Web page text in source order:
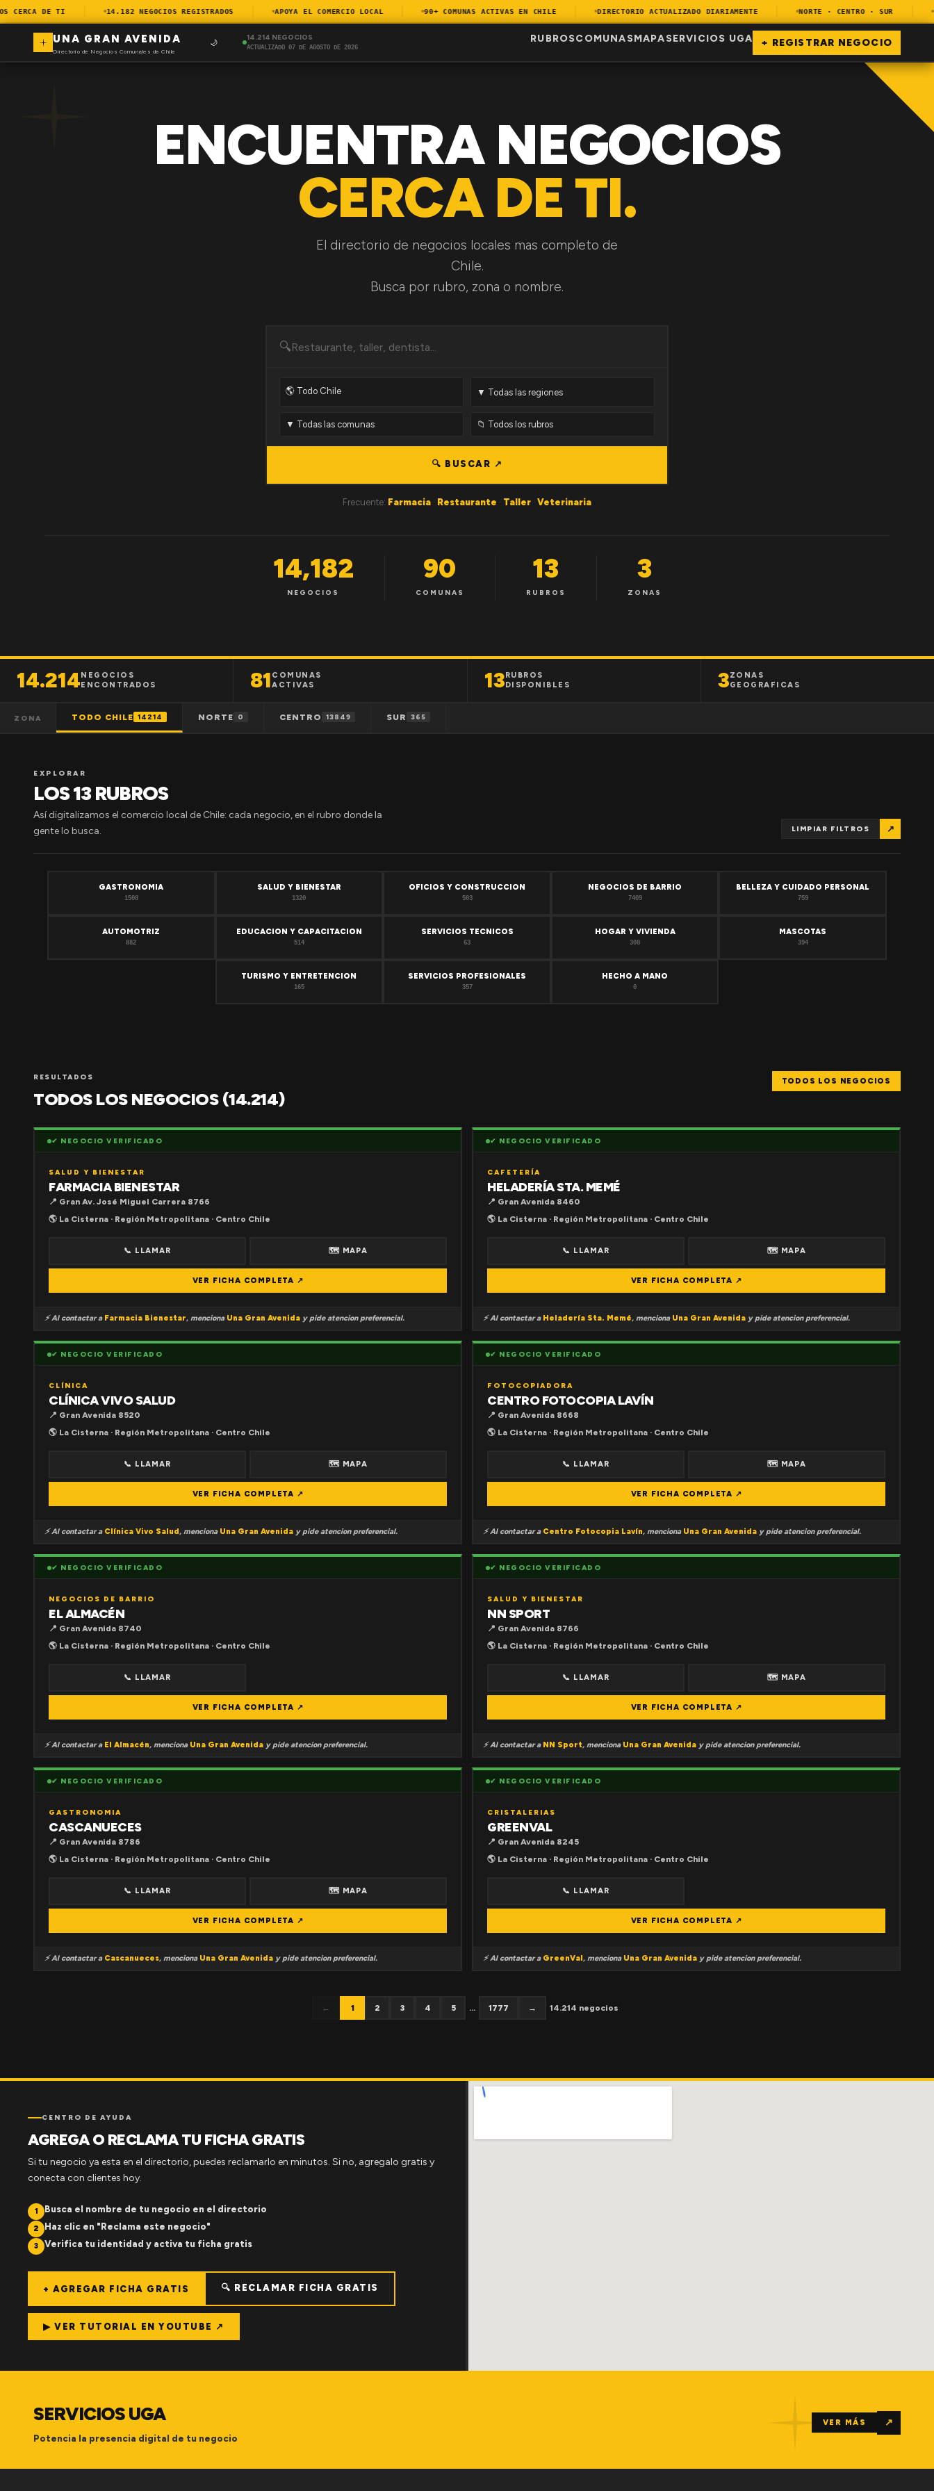
CERCA DE TI 14.182 NEGOCIOS REGISTRADOS APOYA EL COMERCIO LOCAL 90+ COMUNAS ACTIVAS EN CHILE DIRECTORIO ACTUALIZADO DIARIAMENTE NORTE · CENTRO · SUR
UNA GRAN AVENIDA
Directorio de Negocios Comunales de Chile
🌙
14.214 NEGOCIOS
ACTUALIZADO 07 DE AGOSTO DE 2026
RUBROSCOMUNASMAPASERVICIOS UGA + REGISTRAR NEGOCIO
ENCUENTRA NEGOCIOS
CERCA DE TI.
El directorio de negocios locales mas completo de
Chile.
Busca por rubro, zona o nombre.
🔍
🔍 BUSCAR ↗
Frecuente: Farmacia · Restaurante · Taller · Veterinaria
14,182
NEGOCIOS
90
COMUNAS
13
RUBROS
3
ZONAS
14.214NEGOCIOS
ENCONTRADOS
81COMUNAS
ACTIVAS
13RUBROS
DISPONIBLES
3ZONAS
GEOGRAFICAS
ZONA TODO CHILE 14214 NORTE 0 CENTRO 13849 SUR 365
EXPLORAR
LOS 13 RUBROS
Así digitalizamos el comercio local de Chile: cada negocio, en el rubro donde la
gente lo busca.
LIMPIAR FILTROS ↗
GASTRONOMIA
1508
SALUD Y BIENESTAR
1320
OFICIOS Y CONSTRUCCION
503
NEGOCIOS DE BARRIO
7409
BELLEZA Y CUIDADO PERSONAL
759
AUTOMOTRIZ
882
EDUCACION Y CAPACITACION
514
SERVICIOS TECNICOS
63
HOGAR Y VIVIENDA
308
MASCOTAS
394
TURISMO Y ENTRETENCION
165
SERVICIOS PROFESIONALES
357
HECHO A MANO
0
RESULTADOS
TODOS LOS NEGOCIOS (14.214)
TODOS LOS NEGOCIOS
✔ NEGOCIO VERIFICADO
SALUD Y BIENESTAR
FARMACIA BIENESTAR
📍 Gran Av. José Miguel Carrera 8766
🌎 La Cisterna · Región Metropolitana · Centro Chile
📞 LLAMAR 🗺 MAPA
VER FICHA COMPLETA ↗
⚡ Al contactar a Farmacia Bienestar, menciona Una Gran Avenida y pide atencion preferencial.
✔ NEGOCIO VERIFICADO
CAFETERÍA
HELADERÍA STA. MEMÉ
📍 Gran Avenida 8460
🌎 La Cisterna · Región Metropolitana · Centro Chile
📞 LLAMAR 🗺 MAPA
VER FICHA COMPLETA ↗
⚡ Al contactar a Heladería Sta. Memé, menciona Una Gran Avenida y pide atencion preferencial.
✔ NEGOCIO VERIFICADO
CLÍNICA
CLÍNICA VIVO SALUD
📍 Gran Avenida 8520
🌎 La Cisterna · Región Metropolitana · Centro Chile
📞 LLAMAR 🗺 MAPA
VER FICHA COMPLETA ↗
⚡ Al contactar a Clínica Vivo Salud, menciona Una Gran Avenida y pide atencion preferencial.
✔ NEGOCIO VERIFICADO
FOTOCOPIADORA
CENTRO FOTOCOPIA LAVÍN
📍 Gran Avenida 8668
🌎 La Cisterna · Región Metropolitana · Centro Chile
📞 LLAMAR 🗺 MAPA
VER FICHA COMPLETA ↗
⚡ Al contactar a Centro Fotocopia Lavín, menciona Una Gran Avenida y pide atencion preferencial.
✔ NEGOCIO VERIFICADO
NEGOCIOS DE BARRIO
EL ALMACÉN
📍 Gran Avenida 8740
🌎 La Cisterna · Región Metropolitana · Centro Chile
📞 LLAMAR
VER FICHA COMPLETA ↗
⚡ Al contactar a El Almacén, menciona Una Gran Avenida y pide atencion preferencial.
✔ NEGOCIO VERIFICADO
SALUD Y BIENESTAR
NN SPORT
📍 Gran Avenida 8766
🌎 La Cisterna · Región Metropolitana · Centro Chile
📞 LLAMAR 🗺 MAPA
VER FICHA COMPLETA ↗
⚡ Al contactar a NN Sport, menciona Una Gran Avenida y pide atencion preferencial.
✔ NEGOCIO VERIFICADO
GASTRONOMIA
CASCANUECES
📍 Gran Avenida 8786
🌎 La Cisterna · Región Metropolitana · Centro Chile
📞 LLAMAR 🗺 MAPA
VER FICHA COMPLETA ↗
⚡ Al contactar a Cascanueces, menciona Una Gran Avenida y pide atencion preferencial.
✔ NEGOCIO VERIFICADO
CRISTALERIAS
GREENVAL
📍 Gran Avenida 8245
🌎 La Cisterna · Región Metropolitana · Centro Chile
📞 LLAMAR
VER FICHA COMPLETA ↗
⚡ Al contactar a GreenVal, menciona Una Gran Avenida y pide atencion preferencial.
← 1 2 3 4 5 ... 1777 → 14.214 negocios
CENTRO DE AYUDA
AGREGA O RECLAMA TU FICHA GRATIS
Si tu negocio ya esta en el directorio, puedes reclamarlo en minutos. Si no, agregalo gratis y
conecta con clientes hoy.
1 Busca el nombre de tu negocio en el directorio
2 Haz clic en "Reclama este negocio"
3 Verifica tu identidad y activa tu ficha gratis
+ AGREGAR FICHA GRATIS 🔍 RECLAMAR FICHA GRATIS
▶ VER TUTORIAL EN YOUTUBE ↗
SERVICIOS UGA
Potencia la presencia digital de tu negocio
VER MÁS ↗